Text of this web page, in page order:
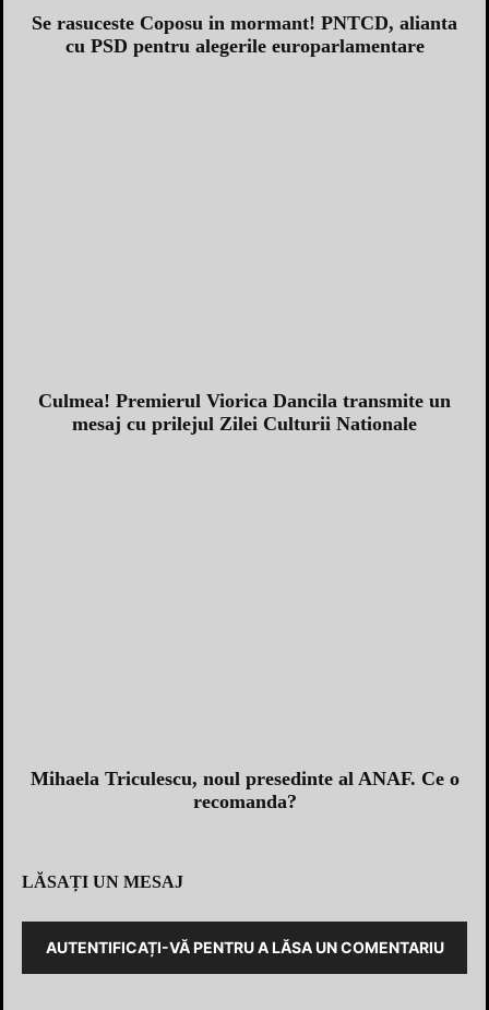
Se rasuceste Coposu in mormant! PNTCD, alianta
cu PSD pentru alegerile europarlamentare
Culmea! Premierul Viorica Dancila transmite un
mesaj cu prilejul Zilei Culturii Nationale
Mihaela Triculescu, noul presedinte al ANAF. Ce o
recomanda?
LĂSAȚI UN MESAJ
AUTENTIFICAȚI-VĂ PENTRU A LĂSA UN COMENTARIU